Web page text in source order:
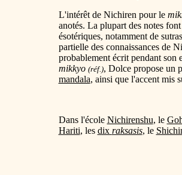
L'intérêt de Nichiren pour le
anotés. La plupart des notes
ésotériques, notamment de
partielle des connaissances de
probablement écrit pendant son
mikkyo (réf.), Dolce propose un
mandala, ainsi que l'accent mis
Dans l'école Nichirenshu, le
Hariti, les dix raksasis, le